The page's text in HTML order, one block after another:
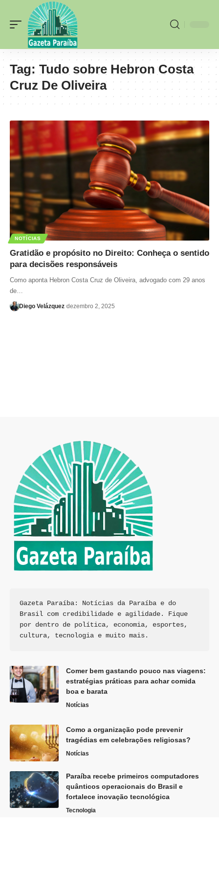
Tag: Tudo sobre Hebron Costa
Cruz De Oliveira
NOTÍCIAS
Gratidão e propósito no Direito: Conheça o sentido
para decisões responsáveis
Como aponta Hebron Costa Cruz de Oliveira, advogado com 29 anos
de…
Diego Velázquez dezembro 2, 2025
Gazeta Paraíba: Notícias da Paraíba e do
Brasil com credibilidade e agilidade. Fique
por dentro de política, economia, esportes,
cultura, tecnologia e muito mais.
Comer bem gastando pouco nas viagens:
estratégias práticas para achar comida
boa e barata
Notícias
Como a organização pode prevenir
tragédias em celebrações religiosas?
Notícias
Paraíba recebe primeiros computadores
quânticos operacionais do Brasil e
fortalece inovação tecnológica
Tecnologia